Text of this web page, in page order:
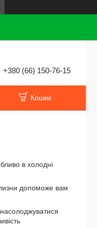
+380 (66) 150-76-15
Кошик
в холодні
допоможе вам